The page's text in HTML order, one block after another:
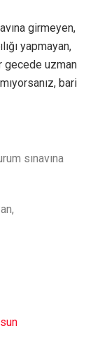
girmeyen,
yapmayan,
gecede uzman
bari
sınavına